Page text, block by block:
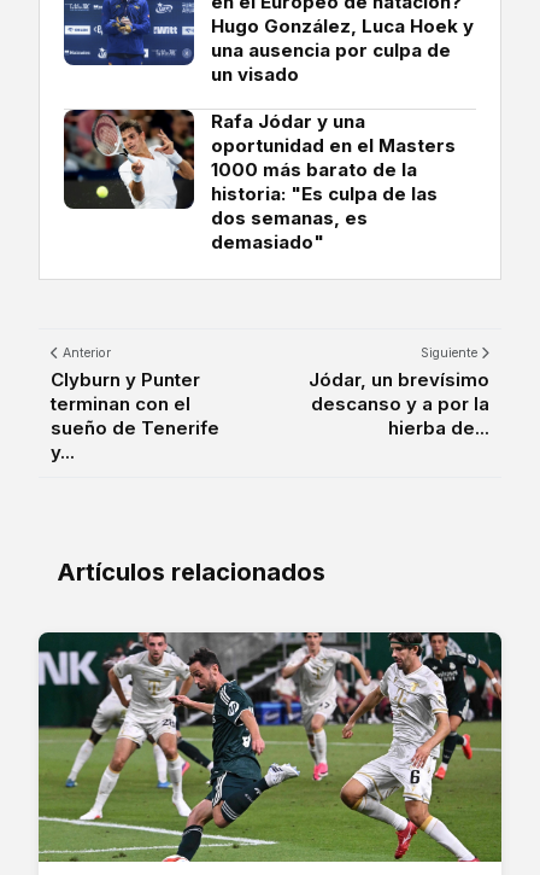
Hugo González, Luca Hoek y
una ausencia por culpa de
un visado
Rafa Jódar y una
oportunidad en el Masters
1000 más barato de la
historia: "Es culpa de las
dos semanas, es
demasiado"
Anterior
Clyburn y Punter
terminan con el
sueño de Tenerife
y...
Siguiente
Jódar, un brevísimo
descanso y a por la
hierba de...
Artículos relacionados